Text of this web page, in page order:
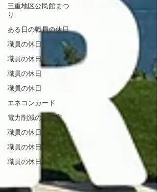
三重地区公民館まつ
り
ある日の職員の休日
職員の休日
職員の休日
職員の休日
職員の休日
エネコンカード
電力削減のご提案
職員の休日
職員の休日
職員の休日